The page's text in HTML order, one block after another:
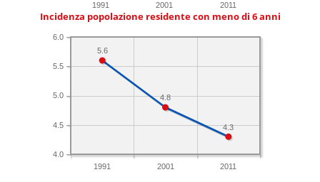
1991 2001 2011
Incidenza popolazione residente con meno di 6 anni
1991 2001 2011
4.0
4.5
5.0
5.5
6.0
4.3
4.8
5.6